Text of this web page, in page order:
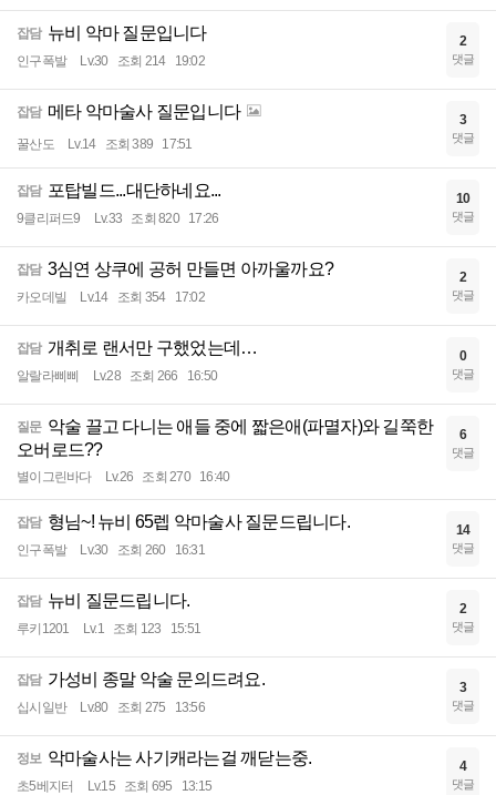
잡담 뉴비 악마 질문입니다
인구폭발 Lv.30 조회 214 19:02
2
댓글
잡담 메타 악마술사 질문입니다
꿀산도 Lv.14 조회 389 17:51
3
댓글
잡담 포탑빌드...대단하네요...
9클리퍼드9 Lv.33 조회 820 17:26
10
댓글
잡담 3심연 상쿠에 공허 만들면 아까울까요?
카오데빌 Lv.14 조회 354 17:02
2
댓글
잡담 개취로 랜서만 구했었는데…
알랄라삐삐 Lv.28 조회 266 16:50
0
댓글
질문 악술 끌고 다니는 애들 중에 짧은애(파멸자)와 길쭉한
오버로드??
별이그린바다 Lv.26 조회 270 16:40
6
댓글
잡담 형님~! 뉴비 65렙 악마술사 질문드립니다.
인구폭발 Lv.30 조회 260 16:31
14
댓글
잡담 뉴비 질문드립니다.
루키1201 Lv.1 조회 123 15:51
2
댓글
잡담 가성비 종말 악술 문의드려요.
십시일반 Lv.80 조회 275 13:56
3
댓글
정보 악마술사는 사기캐라는걸 깨닫는중.
초5베지터 Lv.15 조회 695 13:15
4
댓글